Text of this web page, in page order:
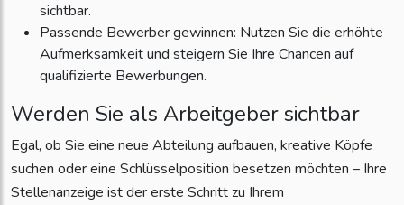
sichtbar.
Passende Bewerber gewinnen: Nutzen Sie die erhöhte
Aufmerksamkeit und steigern Sie Ihre Chancen auf
qualifizierte Bewerbungen.
Werden Sie als Arbeitgeber sichtbar
Egal, ob Sie eine neue Abteilung aufbauen, kreative Köpfe
suchen oder eine Schlüsselposition besetzen möchten – Ihre
Stellenanzeige ist der erste Schritt zu Ihrem